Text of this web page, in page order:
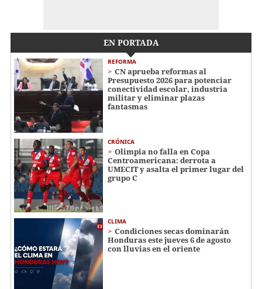
EN PORTADA
REFORMA
CN aprueba reformas al
Presupuesto 2026 para potenciar
conectividad escolar, industria
militar y eliminar plazas
fantasmas
CRÓNICA
Olimpia no falla en Copa
Centroamericana: derrota a
UMECIT y asalta el primer lugar del
grupo C
CLIMA
Condiciones secas dominarán
Honduras este jueves 6 de agosto
con lluvias en el oriente